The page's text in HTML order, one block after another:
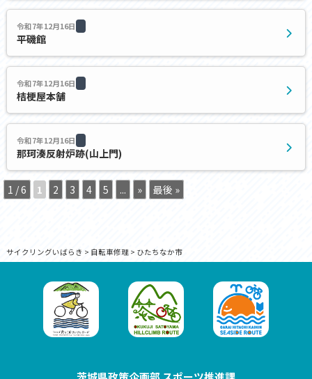
令和7年12月16日
平磯館
令和7年12月16日
桔梗屋本舗
令和7年12月16日
那珂湊反射炉跡(⼭上⾨)
1 / 6 1 2 3 4 5 ... » 最後 »
サイクリングいばらき > 自転車修理> ひたちなか市